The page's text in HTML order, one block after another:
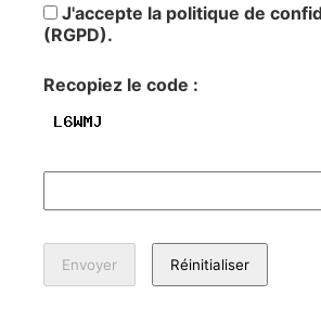
J'accepte la politique de
(RGPD).
Recopiez le code :